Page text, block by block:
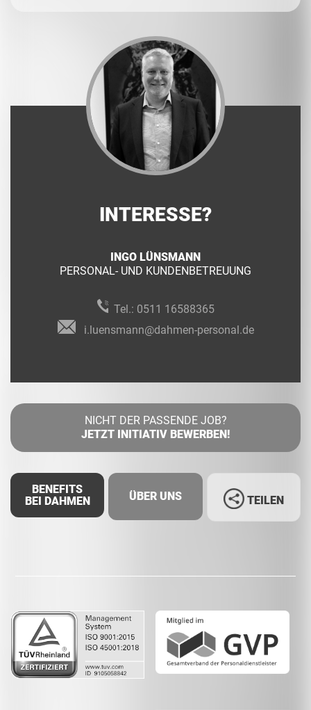
INTERESSE?
INGO LÜNSMANN
PERSONAL- UND KUNDENBETREUUNG
Tel.: 0511 16588365
i.luensmann@dahmen-personal.de
NICHT DER PASSENDE JOB?
JETZT INITIATIV BEWERBEN!
BENEFITS
BEI DAHMEN
ÜBER UNS
Whatsapp
TEILEN